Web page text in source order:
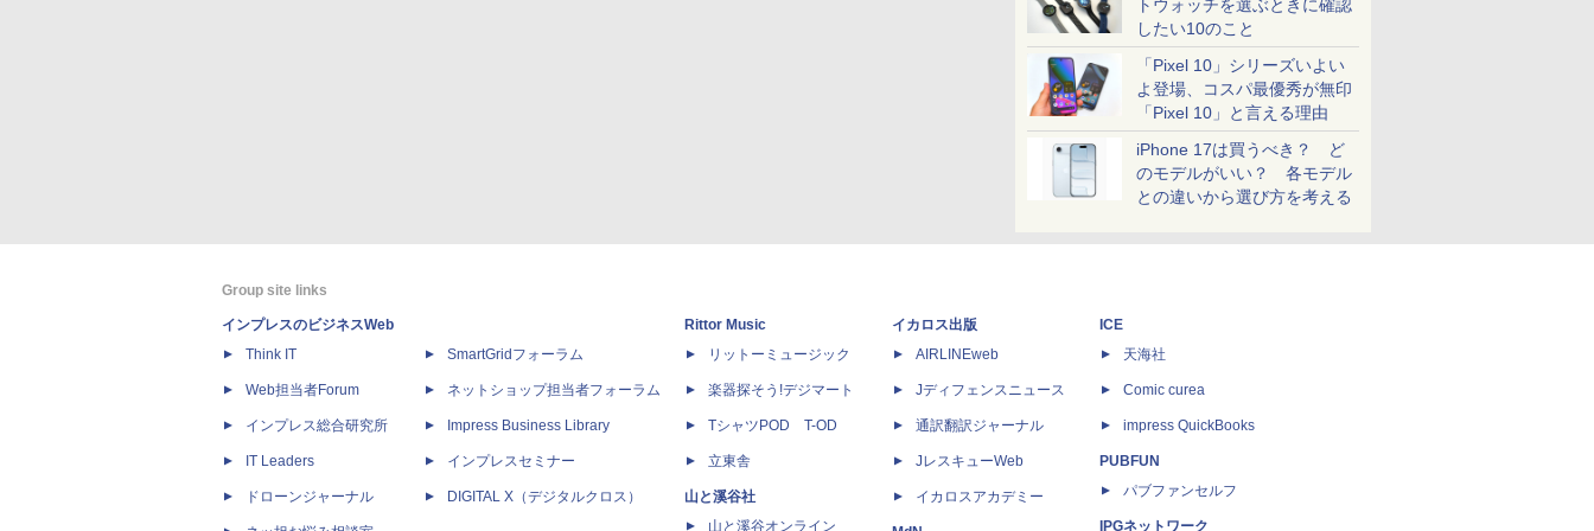
トウォッチを選ぶときに確認
したい10のこと
「Pixel 10」シリーズいよい
よ登場、コスパ最優秀が無印
「Pixel 10」と言える理由
iPhone 17は買うべき？ ど
のモデルがいい？ 各モデル
との違いから選び方を考える
Group site links
インプレスのビジネスWeb
Think IT
Web担当者Forum
インプレス総合研究所
IT Leaders
ドローンジャーナル
SmartGridフォーラム
ネットショップ担当者フォーラム
Impress Business Library
インプレスセミナー
DIGITAL X（デジタルクロス）
Rittor Music
リットーミュージック
楽器探そう!デジマート
TシャツPOD T-OD
立東舎
山と溪谷社
山と溪谷オンライン
イカロス出版
AIRLINEweb
Jディフェンスニュース
通訳翻訳ジャーナル
JレスキューWeb
イカロスアカデミー
ICE
天海社
Comic curea
impress QuickBooks
PUBFUN
パブファンセルフ
IPGネットワーク